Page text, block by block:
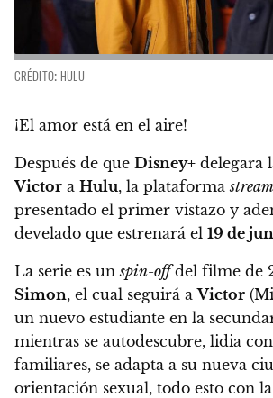
CRÉDITO: HULU
¡El amor está en el aire!
Después de que Disney+ delegara
Victor a Hulu, la plataforma
presentado el primer vistazo y
develado que estrenará el 19 de
La serie es unspin-offdel filme de
Simon, el cual seguirá aVictor
un nuevo estudiante en la
mientras se autodescubre, lidia
familiares, se adapta a su nueva
orientación sexual, todo esto con